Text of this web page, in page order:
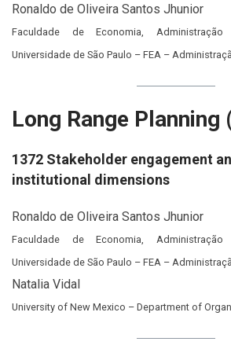
Ronaldo de Oliveira Santos Jhunior
Faculdade de Economia,
Universidade de São Paulo – FEA –
Long Range Planning
1372 Stakeholder engagement
institutional dimensions
Ronaldo de Oliveira Santos Jhunior
Faculdade de Economia,
Universidade de São Paulo – FEA –
Natalia Vidal
University of New Mexico – Department of